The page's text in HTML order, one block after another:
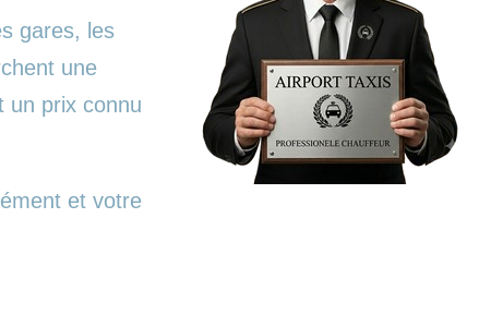
gares, les
une
un prix connu
et votre